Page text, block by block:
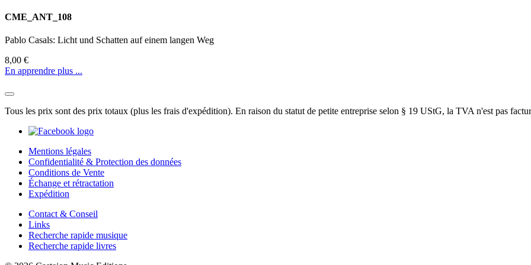
CME_ANT_108
Pablo Casals: Licht und Schatten auf einem langen Weg
8,00 €
En apprendre plus ...
Tous les prix sont des prix totaux (plus les frais d'expédition). En raison du statut de petite entreprise selon § 19 UStG, la TVA n'est pas
Mentions légales
Confidentialité & Protection des données
Conditions de Vente
Échange et rétractation
Expédition
Contact & Conseil
Links
Recherche rapide musique
Recherche rapide livres